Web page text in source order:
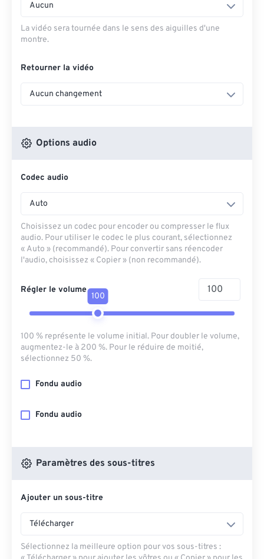
Aucun
La vidéo sera tournée dans le sens des aiguilles d'une
montre.
Retourner la vidéo
Aucun changement
Options audio
Codec audio
Auto
Choisissez un codec pour encoder ou compresser le flux
audio. Pour utiliser le codec le plus courant, sélectionnez
« Auto » (recommandé). Pour convertir sans réencoder
l'audio, choisissez « Copier » (non recommandé).
Régler le volume
100
100 % représente le volume initial. Pour doubler le volume,
augmentez-le à 200 %. Pour le réduire de moitié,
sélectionnez 50 %.
Fondu audio
Fondu audio
Paramètres des sous-titres
Ajouter un sous-titre
Télécharger
Sélectionnez la meilleure option pour vos sous-titres :